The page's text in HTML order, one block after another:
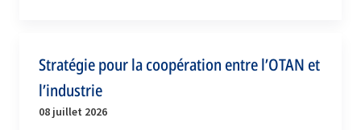
Stratégie pour la coopération entre l’OTAN et
l’industrie
08 juillet 2026